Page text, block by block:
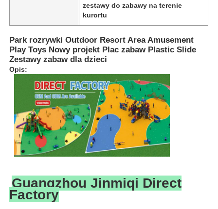
Do domu
zestawy do zabawy na terenie
kurortu
Park rozrywki Outdoor Resort Area Amusement
Play Toys Nowy projekt Plac zabaw Plastic Slide
Zestawy zabaw dla dzieci
Opis:
Guangzhou Jinmiqi Direct
Factory